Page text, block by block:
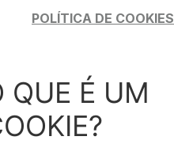
POLÍTICA DE COOKIES
QUE É UM